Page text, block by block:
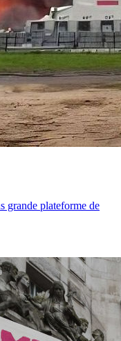
grande plateforme de